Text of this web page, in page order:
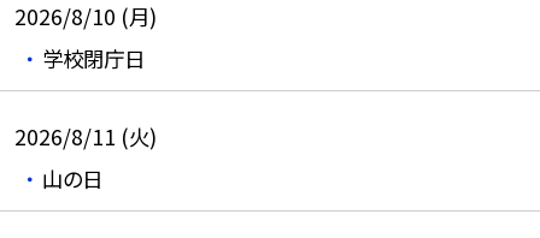
2026/8/10 (月)
学校閉庁日
2026/8/11 (火)
山の日